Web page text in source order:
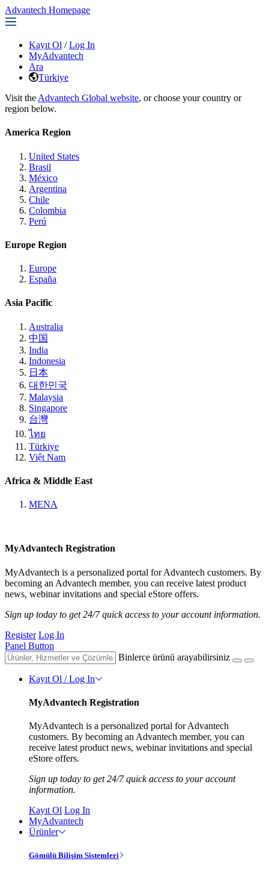
Advantech Homepage
Kayıt Ol / Log In
MyAdvantech
Ara
Türkiye
Visit the Advantech Global website, or choose your country or
region below.
America Region
United States
Brasil
México
Argentina
Chile
Colombia
Perú
Europe Region
Europe
España
Asia Pacific
Australia
中国
India
Indonesia
日本
대한민국
Malaysia
Singapore
台灣
ไทย
Türkiye
Việt Nam
Africa & Middle East
MENA
MyAdvantech Registration
MyAdvantech is a personalized portal for Advantech customers. By
becoming an Advantech member, you can receive latest product
news, webinar invitations and special eStore offers.
Sign up today to get 24/7 quick access to your account information.
Register Log In
Panel Button
Binlerce ürünü arayabilirsiniz
Kayıt Ol / Log In
MyAdvantech Registration
MyAdvantech is a personalized portal for Advantech
customers. By becoming an Advantech member, you can
receive latest product news, webinar invitations and special
eStore offers.
Sign up today to get 24/7 quick access to your account
information.
Kayıt Ol Log In
MyAdvantech
Ürünler
Gömülü Bilişim Sistemleri